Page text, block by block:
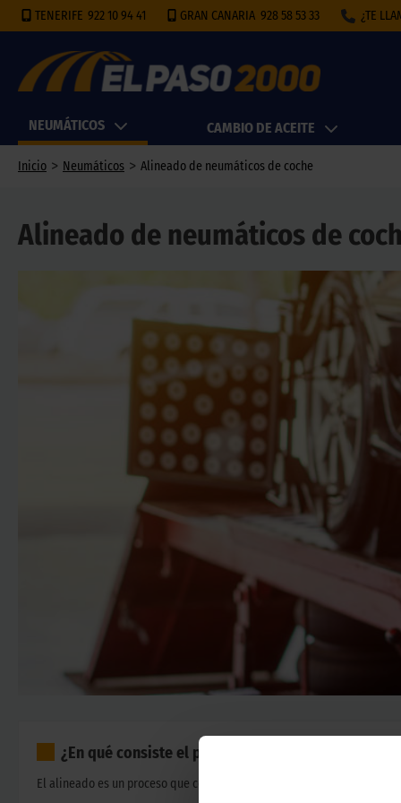
TENERIFE 922 10 94 41 GRAN CANARIA 928 58 53 33 ¿TE
NEUMÁTICOS CAMBIO DE ACEITE
Inicio > Neumáticos > Alineado de neumáticos de coche
Alineado de neumáticos de
¿En qué consiste el proceso de alineado de
El alineado es un proceso que coloca las ruedas delanteras en